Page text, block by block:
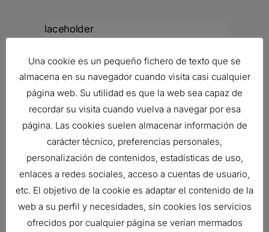
Ref:P563297
MANÓMETRO
Una cookie es un pequeño fichero de texto que se
almacena en su navegador cuando visita casi cualquier
página web. Su utilidad es que la web sea capaz de
recordar su visita cuando vuelva a navegar por esa
página. Las cookies suelen almacenar información de
carácter técnico, preferencias personales,
personalización de contenidos, estadísticas de uso,
enlaces a redes sociales, acceso a cuentas de usuario,
etc. El objetivo de la cookie es adaptar el contenido de la
web a su perfil y necesidades, sin cookies los servicios
ofrecidos por cualquier página se verían mermados